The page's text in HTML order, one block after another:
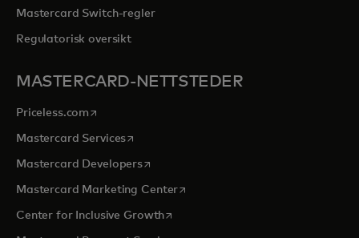
Mastercard Switch-regler
Regulatorisk oversikt
MASTERCARD-NETTSTEDER
Priceless.com opens in a new tab
Mastercard Servicesopens in a new tab
Mastercard Developersopens in a new tab
Mastercard Marketing Centeropens in a new tab
Center for Inclusive Growthopens in a new tab